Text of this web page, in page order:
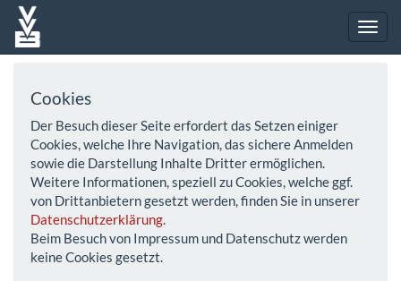
Cookies
Der Besuch dieser Seite erfordert das Setzen einiger
Cookies, welche Ihre Navigation, das sichere Anmelden
sowie die Darstellung Inhalte Dritter ermöglichen.
Weitere Informationen, speziell zu Cookies, welche ggf.
von Drittanbietern gesetzt werden, finden Sie in unserer
Datenschutzerklärung.
Beim Besuch von Impressum und Datenschutz werden
keine Cookies gesetzt.